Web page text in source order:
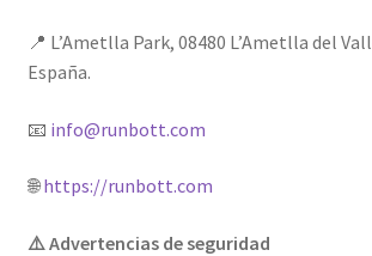
📍 L’Ametlla Park, 08480 L’Ametlla del
España.
📧 info@runbott.com
🌐https://runbott.com
⚠️ Advertencias de seguridad